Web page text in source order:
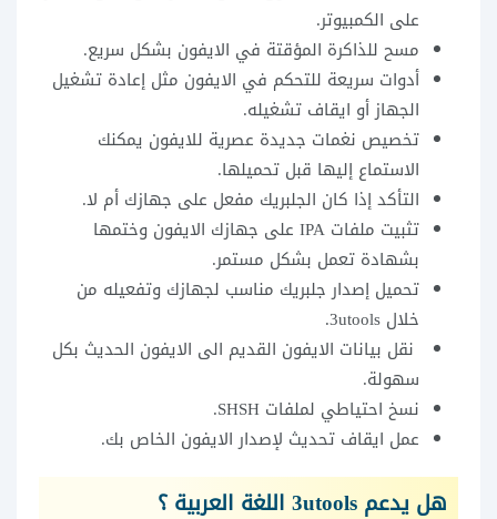
على الكمبيوتر.
مسح للذاكرة المؤقتة في الايفون بشكل سريع.
أدوات سريعة للتحكم في الايفون مثل إعادة تشغيل
الجهاز أو ايقاف تشغيله.
تخصيص نغمات جديدة عصرية للايفون يمكنك
الاستماع إليها قبل تحميلها.
التأكد إذا كان الجلبريك مفعل على جهازك أم لا.
تثبيت ملفات IPA على جهازك الايفون وختمها
بشهادة تعمل بشكل مستمر.
تحميل إصدار جلبريك مناسب لجهازك وتفعيله من
خلال 3utools.
نقل بيانات الايفون القديم الى الايفون الحديث بكل
سهولة.
نسخ احتياطي لملفات SHSH.
عمل ايقاف تحديث لإصدار الايفون الخاص بك.
هل يدعم 3utools اللغة العربية ؟